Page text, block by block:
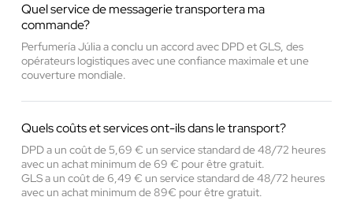
Quel service de messagerie transportera ma
commande?
Perfumería Júlia a conclu un accord avec DPD et GLS, des
opérateurs logistiques avec une confiance maximale et une
couverture mondiale.
Quels coûts et services ont-ils dans le transport?
DPD a un coût de 5,69 € un service standard de 48/72 heures
avec un achat minimum de 69 € pour être gratuit.
GLS a un coût de 6,49 € un service standard de 48/72 heures
avec un achat minimum de 89€ pour être gratuit.